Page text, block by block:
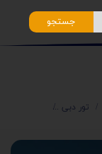
جستجو
تور دبی